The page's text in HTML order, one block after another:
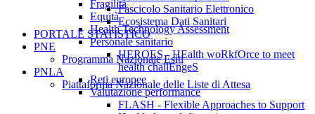
Fascicolo Sanitario Elettronico
Ecosistema Dati Sanitari
PORTALE STATISTICO
PNE
Programma Nazionale Esiti
PNLA
Piattaforma Nazionale delle Liste di Attesa
Fragilità
Equità
Health Technology Assessment
Personale sanitario
HEROES - HEalth woRkfOrce to meet
health challEngeS
Reti europee
Valutazione performance
FLASH - Flexible Approaches to Support